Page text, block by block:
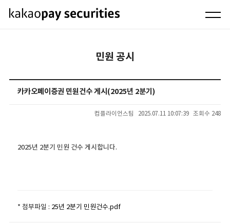
민원 공시
카카오페이증권 민원건수 게시(2025년 2분기)
컴플라이언스팀 2025.07.11 10:07:39 조회수 248
2025년 2분기 민원 건수 게시합니다.
* 첨부파일 : 25년 2분기 민원건수.pdf